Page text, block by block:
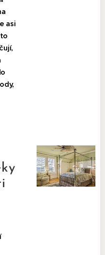
asi